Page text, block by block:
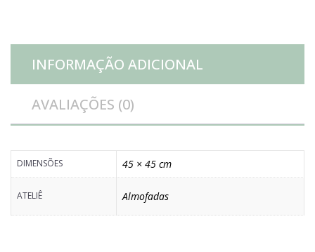
quantidade
INFORMAÇÃO ADICIONAL
AVALIAÇÕES (0)
DIMENSÕES 45 × 45 cm
ATELIÊ Almofadas